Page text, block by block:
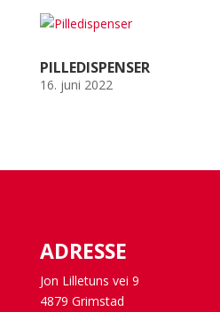
PILLEDISPENSER
16. juni 2022
ADRESSE
Jon Lilletuns vei 9
4879 Grimstad